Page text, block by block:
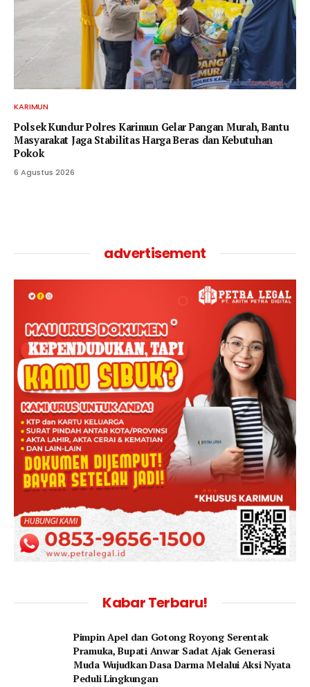
KARIMUN
Polsek Kundur Polres Karimun Gelar Pangan Murah, Bantu
Masyarakat Jaga Stabilitas Harga Beras dan Kebutuhan
Pokok
6 Agustus 2026
advertisement
Kabar Terbaru!
Pimpin Apel dan Gotong Royong Serentak
Pramuka, Bupati Anwar Sadat Ajak Generasi
Muda Wujudkan Dasa Darma Melalui Aksi Nyata
Peduli Lingkungan